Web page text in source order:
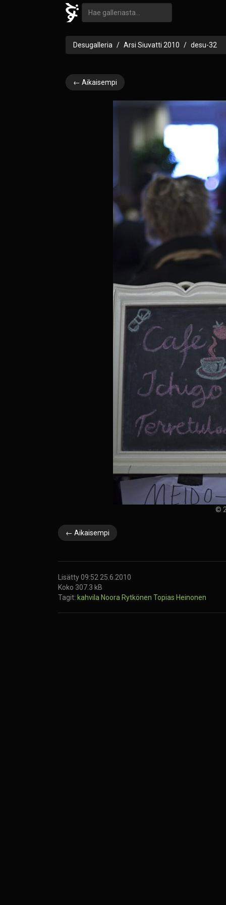
Desugalleria Arsi Siuvatti 2010 desu-32
← Aikaisempi
©
← Aikaisempi
Lisätty 09:52 25.6.2010
Koko 307.3 kB
Tagit: kahvila Noora Rytkönen Topias Heinonen